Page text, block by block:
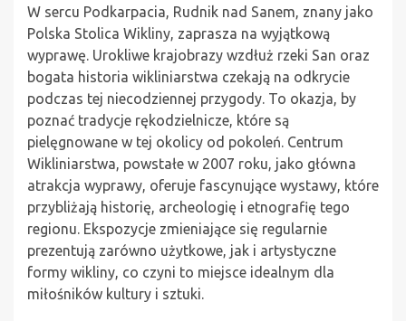
W sercu Podkarpacia, Rudnik nad Sanem, znany jako
Polska Stolica Wikliny, zaprasza na wyjątkową
wyprawę. Urokliwe krajobrazy wzdłuż rzeki San oraz
bogata historia wikliniarstwa czekają na odkrycie
podczas tej niecodziennej przygody. To okazja, by
poznać tradycje rękodzielnicze, które są
pielęgnowane w tej okolicy od pokoleń. Centrum
Wikliniarstwa, powstałe w 2007 roku, jako główna
atrakcja wyprawy, oferuje fascynujące wystawy, które
przybliżają historię, archeologię i etnografię tego
regionu. Ekspozycje zmieniające się regularnie
prezentują zarówno użytkowe, jak i artystyczne
formy wikliny, co czyni to miejsce idealnym dla
miłośników kultury i sztuki.